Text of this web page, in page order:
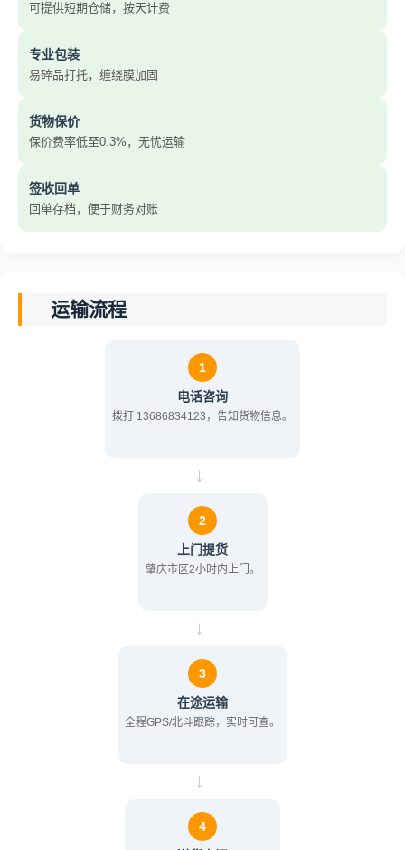
可提供短期仓储，按天计费
专业包装
易碎品打托，缠绕膜加固
货物保价
保价费率低至0.3%，无忧运输
签收回单
回单存档，便于财务对账
运输流程
1
电话咨询
拨打 13686834123，告知货物信息。
→
2
上门提货
肇庆市区2小时内上门。
→
3
在途运输
全程GPS/北斗跟踪，实时可查。
→
4